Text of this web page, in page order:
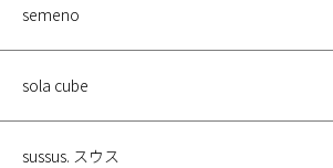
semeno
sola cube
sussus. スウス